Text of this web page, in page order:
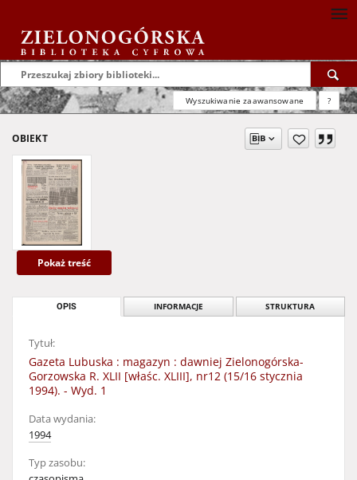
Wyszukiwanie zaawansowane ?
OBIEKT
Pokaż treść
OPIS INFORMACJE STRUKTURA
Tytuł:
Gazeta Lubuska : magazyn : dawniej Zielonogórska-
Gorzowska R. XLII [właśc. XLIII], nr12 (15/16 stycznia
1994). - Wyd. 1
Data wydania:
1994
Typ zasobu: